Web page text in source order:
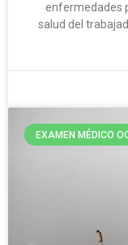
enfermedades
salud del
EXAMEN MÉDICO